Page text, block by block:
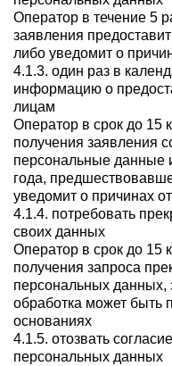
Оператор в течение 5
заявления
либо уведомит о
4.1.3. один раз в
информацию о
лицам
Оператор в срок до 15
получения заявления
персональные данные
года,
уведомит о причинах
4.1.4. потребовать
своих данных
Оператор в срок до 15
получения запроса
персональных данных,
обработка может быть
основаниях
4.1.5. отозвать
персональных данных